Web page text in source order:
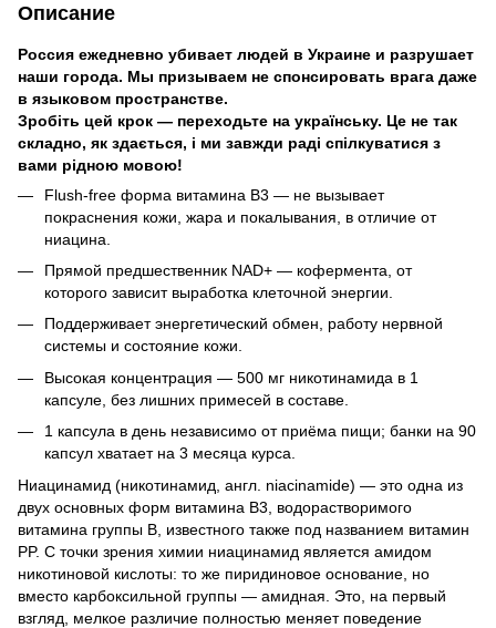
Описание
Россия ежедневно убивает людей в Украине и разрушает
наши города. Мы призываем не спонсировать врага даже
в языковом пространстве.
Зробіть цей крок — переходьте на українську. Це не так
складно, як здається, і ми завжди раді спілкуватися з
вами рідною мовою!
Flush-free форма витамина B3 — не вызывает
покраснения кожи, жара и покалывания, в отличие от
ниацина.
Прямой предшественник NAD+ — кофермента, от
которого зависит выработка клеточной энергии.
Поддерживает энергетический обмен, работу нервной
системы и состояние кожи.
Высокая концентрация — 500 мг никотинамида в 1
капсуле, без лишних примесей в составе.
1 капсула в день независимо от приёма пищи; банки на 90
капсул хватает на 3 месяца курса.
Ниацинамид (никотинамид, англ. niacinamide) — это одна из
двух основных форм витамина B3, водорастворимого
витамина группы B, известного также под названием витамин
PP. С точки зрения химии ниацинамид является амидом
никотиновой кислоты: то же пиридиновое основание, но
вместо карбоксильной группы — амидная. Это, на первый
взгляд, мелкое различие полностью меняет поведение